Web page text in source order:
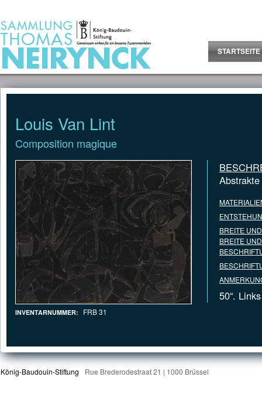
STARTSEITE
Louis Van Lint
Composition magique
INVENTARNUMMER: FRB 31
BREITE
BREITE
50“.
König-Baudouin-Stiftung Rue Brederodestraat 21 | 1000 Brüssel